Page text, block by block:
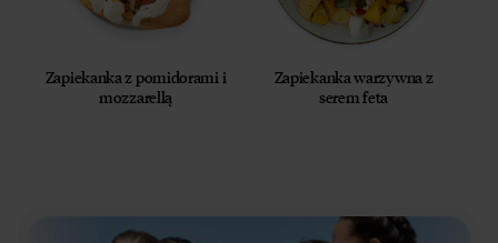
Zapiekanka z pomidorami i
mozzarellą
Zapiekanka warzywna z
serem feta